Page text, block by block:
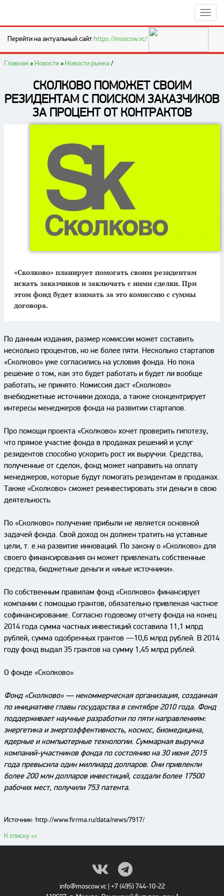
Перейти на актуальный сайтhttps://moscow.vc/
Главная »Новости»Новости рынка/
СКОЛКОВО ПОМОЖЕТ СВОИМ
РЕЗИДЕНТАМ С ПОИСКОМ ЗАКАЗЧИКОВ
ЗА ПРОЦЕНТ ОТ КОНТРАКТОВ
«Сколково» планирует помогать своим резидентам
искать заказчиков и заключать с ними сделки. При
этом фонд будет взимать за это комиссию с суммы
договора.
По данным издания, размер комиссии может составить
несколько процентов, но не более пяти. Несколько стартапов
«Сколково» уже согласились на условия фонда. Но пока
решение о том, как это будет работать и будет ли вообще
работать, не принято. Комиссия даст «Сколково»
внебюджетные источники дохода, а также сконцентрирует
интересы менеджеров фонда на развитии стартапов.
Про помощи проекта «Сколково» хочет проверить гипотезу,
что прямое участие фонда в продажах решений и услуг
резидентов способно ускорить рост их выручки. Средства,
полученные от сделок, фонд может направить на оплату
менеджеров, которые будут помогать резидентам в продажах.
Также «Сколково» сможет реинвестировать эти деньги в свою
деятельность.
По «Сколково» получение прибыли не является основной
задачей фонда. Свой доход он должен тратить на уставные
цели, т. е.на развитие инноваций. По закону о «Сколково» для
своего финансирования он может привлекать собственные
средства, бюджетные деньги и «иные источники».
По собственным правилам фонд «Сколково» финансирует
компании с помощью грантов, обязательно привлекая частное
софинансирование. Согласно годовому отчету фонда на конец
2014 года сумма частных инвестиций составила 11,1 млрд
рублей, сумма одобренных грантов —10,6 млрд рублей. В 2014
году фонд выдал 35 грантов на сумму 1,45 млрд рублей.
О фонде «Сколково»
Фонд «Сколково» — некоммерческая организация, созданная
по инициативе главы государства в сентябре 2010 года. Фонд
поддерживает научные разработки по пяти направлениям:
энергетика и энергоэффективность, космос, биомедицина,
ядерные и компьютерные технологии. Суммарная выручка
компаний-участников фонда по состоянию на 30 июня 2015
года превысила один миллиард долларов. Они привлекли
более 200 млн долларов инвестиций, создали более 17500
рабочих мест, получили 753 патента.
Источник: http://www.firrma.ru/data/news/7917/
К списку «»
info@moscow.vc| +7 (495) 744-10-22